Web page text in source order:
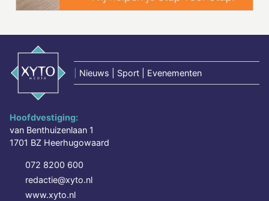
Nieuws | Sport | Evenementen
Hoofdvestiging:
van Benthuizenlaan 1
1701 BZ Heerhugowaard
072 8200 600
redactie@xyto.nl
www.xyto.nl